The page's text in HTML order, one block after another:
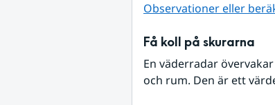
Observationer eller
Få koll på skurarna
En väderradar
och rum. Den är ett